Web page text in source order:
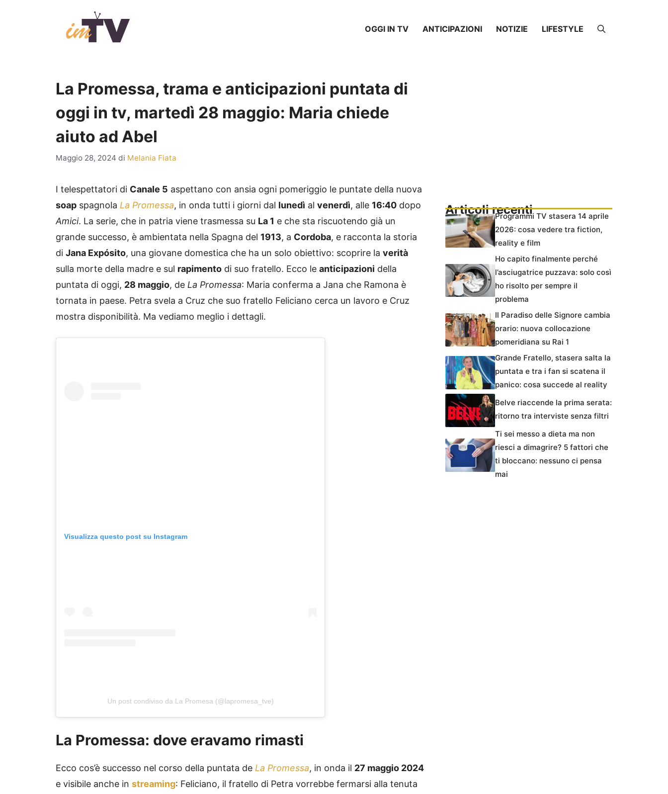
OGGI IN TV ANTICIPAZIONI NOTIZIE LIFESTYLE
La Promessa, trama e anticipazioni puntata di
oggi in tv, martedì 28 maggio: Maria chiede
aiuto ad Abel
Maggio 28, 2024 di Melania Fiata
I telespettatori di Canale 5 aspettano con ansia ogni pomeriggio le puntate della nuova
soap spagnola La Promessa, in onda tutti i giorni dal lunedì al venerdì, alle 16:40 dopo
Amici. La serie, che in patria viene trasmessa su La 1 e che sta riscuotendo già un
grande successo, è ambientata nella Spagna del 1913, a Cordoba, e racconta la storia
di Jana Expósito, una giovane domestica che ha un solo obiettivo: scoprire la verità
sulla morte della madre e sul rapimento di suo fratello. Ecco le anticipazioni della
puntata di oggi, 28 maggio, de La Promessa: Maria conferma a Jana che Ramona è
tornata in paese. Petra svela a Cruz che suo fratello Feliciano cerca un lavoro e Cruz
mostra disponibilità. Ma vediamo meglio i dettagli.
Visualizza questo post su Instagram
Un post condiviso da La Promesa (@lapromesa_tve)
La Promessa: dove eravamo rimasti
Ecco cos’è successo nel corso della puntata de La Promessa, in onda il 27 maggio 2024
e visibile anche in streaming: Feliciano, il fratello di Petra vorrebbe fermarsi alla tenuta
Articoli recentiProgrammi TV stasera 14 aprile
2026: cosa vedere tra fiction,
reality e film
Ho capito finalmente perché
l’asciugatrice puzzava: solo così
ho risolto per sempre il
problema
Il Paradiso delle Signore cambia
orario: nuova collocazione
pomeridiana su Rai 1
Grande Fratello, stasera salta la
puntata e tra i fan si scatena il
panico: cosa succede al reality
Belve riaccende la prima serata:
ritorno tra interviste senza filtri
Ti sei messo a dieta ma non
riesci a dimagrire? 5 fattori che
ti bloccano: nessuno ci pensa
mai